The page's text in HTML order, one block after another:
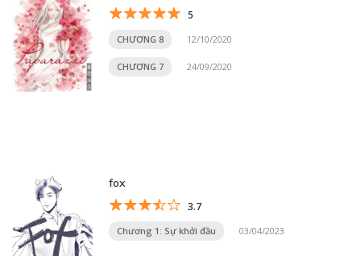
5
CHƯƠNG 8 12/10/2020
CHƯƠNG 7 24/09/2020
fox
3.7
Chương 1: Sự khởi đầu 03/04/2023